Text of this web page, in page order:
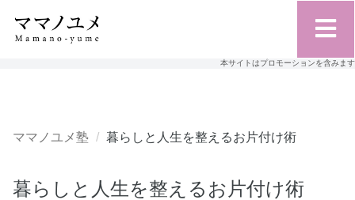
本サイトはプロモーションを含みます
ママノユメ塾 暮らしと人生を整えるお片付け術
暮らしと人生を整えるお片付け術